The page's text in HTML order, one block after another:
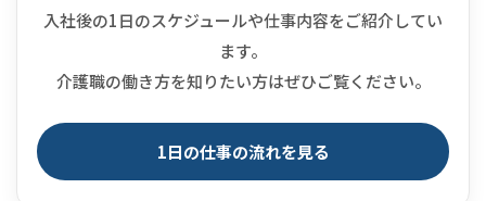
入社後の1日のスケジュールや仕事内容をご紹介してい
ます。
介護職の働き方を知りたい方はぜひご覧ください。
1日の仕事の流れを見る